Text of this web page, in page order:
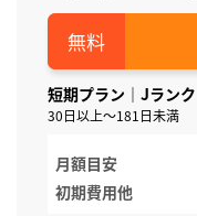
短期プラン｜Jランク
30日以上～181日未満
月額目安
初期費用他